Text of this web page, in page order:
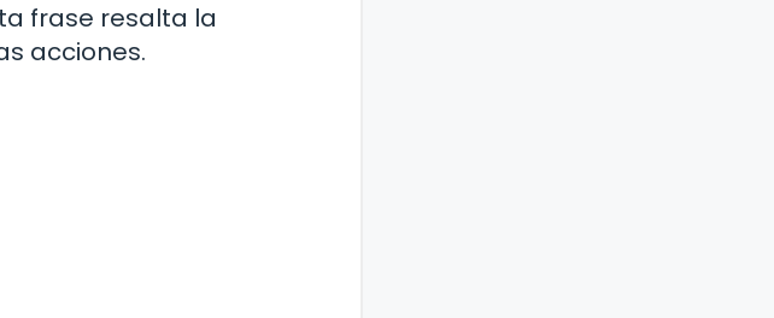
frase resalta la
acciones.